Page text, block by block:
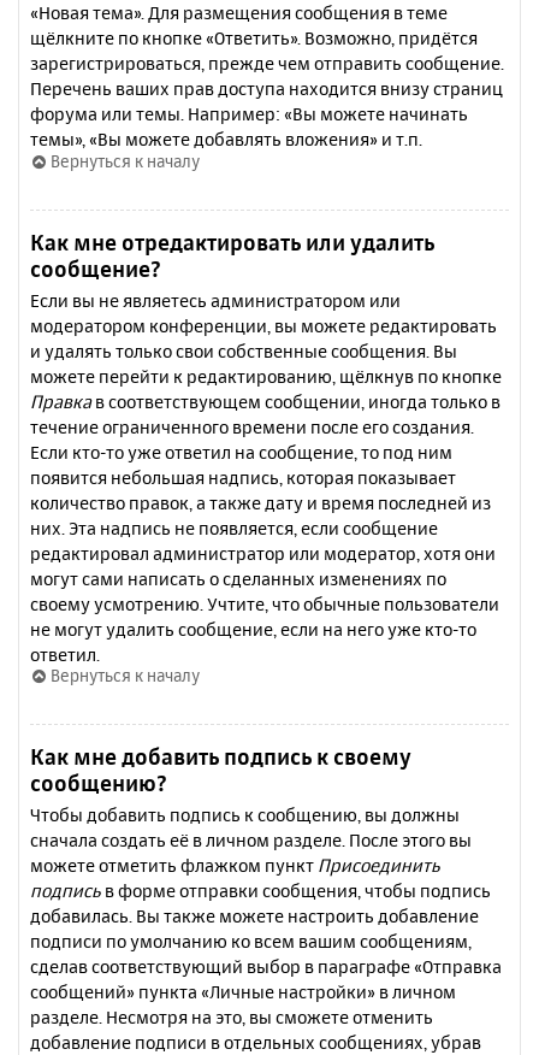
«Новая тема». Для размещения сообщения в теме
щёлкните по кнопке «Ответить». Возможно, придётся
зарегистрироваться, прежде чем отправить сообщение.
Перечень ваших прав доступа находится внизу страниц
форума или темы. Например: «Вы можете начинать
темы», «Вы можете добавлять вложения» и т.п.
Вернуться к началу
Как мне отредактировать или удалить
сообщение?
Если вы не являетесь администратором или
модератором конференции, вы можете редактировать
и удалять только свои собственные сообщения. Вы
можете перейти к редактированию, щёлкнув по кнопке
Правкав соответствующем сообщении, иногда только в
течение ограниченного времени после его создания.
Если кто-то уже ответил на сообщение, то под ним
появится небольшая надпись, которая показывает
количество правок, а также дату и время последней из
них. Эта надпись не появляется, если сообщение
редактировал администратор или модератор, хотя они
могут сами написать о сделанных изменениях по
своему усмотрению. Учтите, что обычные пользователи
не могут удалить сообщение, если на него уже кто-то
ответил.
Вернуться к началу
Как мне добавить подпись к своему
сообщению?
Чтобы добавить подпись к сообщению, вы должны
сначала создать её в личном разделе. После этого вы
можете отметить флажком пункт Присоединить
подпись в форме отправки сообщения, чтобы подпись
добавилась. Вы также можете настроить добавление
подписи по умолчанию ко всем вашим сообщениям,
сделав соответствующий выбор в параграфе «Отправка
сообщений» пункта «Личные настройки» в личном
разделе. Несмотря на это, вы сможете отменить
добавление подписи в отдельных сообщениях, убрав